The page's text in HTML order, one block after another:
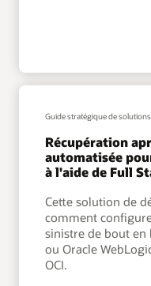
Guide stratégique de solutions
Récupération
automatisée
à l'aide de Full
Cette solution de
comment
sinistre de bout en
ou Oracle
OCI.